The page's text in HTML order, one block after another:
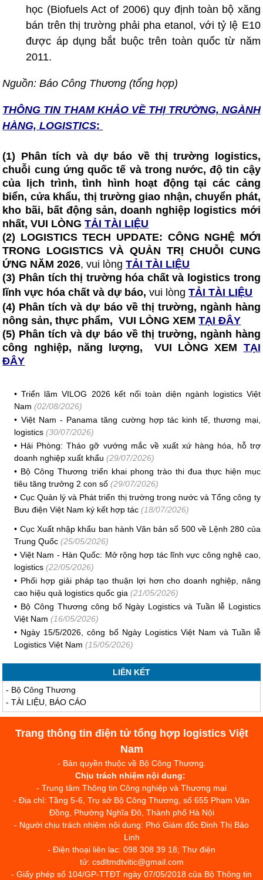
học (Biofuels Act of 2006) quy định toàn bộ xăng
bán trên thị trường phải pha etanol, với tỷ lệ E10
được áp dụng bắt buộc trên toàn quốc từ năm
2011.
Nguồn: Báo Công Thương (tổng hợp)
THÔNG TIN THAM KHẢO VỀ THỊ TRƯỜNG, NGÀNH
HÀNG, LOGISTICS:
(1) Phân tích và dự báo về thị trường logistics,
chuỗi cung ứng quốc tế và trong nước, độ tin cậy
của lịch trình, tình hình hoạt động tại các cảng
biển, cửa khẩu, thị trường giao nhận, chuyển phát,
kho bãi, bất động sản, doanh nghiệp logistics mới
nhất, VUI LÒNGTẢI TÀI LIỆU
(2) LOGISTICS TECH UPDATE: CÔNG NGHỆ MỚI
TRONG LOGISTICS VÀ QUẢN TRỊ CHUỖI CUNG
ỨNG NĂM 2026, vui lòngTẢI TÀI LIỆU
(3) Phân tích thị trường hóa chất và logistics trong
lĩnh vực hóa chất và dự báo,vui lòngTẢI TÀI LIỆU
(4) Phân tích và dự báo về thị trường, ngành hàng
nông sản, thực phẩm, VUI LÒNG XEMTẠI ĐÂY
(5) Phân tích và dự báo về thị trường, ngành hàng
công nghiệp, năng lượng, VUI LÒNG XEM TẠI
ĐÂY
•Triển lãm VILOG 2026 kết nối toàn diện ngành logistics Việt
Nam (02/08/2026)
• Việt Nam - Panama tăng cường hợp tác kinh tế, thương mại,
logistics (30/07/2026)
• Hải Phòng: Tháo gỡ vướng mắc về xuất xứ hàng hóa, hỗ trợ
doanh nghiệp xuất khẩu (29/07/2026)
• Bộ Công Thương triển khai phong trào thi đua thực hiện mục
tiêu tăng trưởng 2 con số (29/07/2026)
• Cục Quản lý và Phát triển thị trường trong nước và Tổng công ty
Bưu điện Việt Nam ký kết hợp tác (18/07/2026)
• Cục Xuất nhập khẩu ban hành Văn bản số 500 về Lệnh 280 của
Trung Quốc (25/05/2026)
• Việt Nam - Hàn Quốc: Mở rộng hợp tác lĩnh vực công nghệ cao,
logistics (22/05/2026)
• Phối hợp giải pháp tạo thuận lợi hơn cho doanh nghiệp, nâng
cao hiệu quả logistics quốc gia (21/05/2026)
• Bộ Công Thương công bố Ngày Logistics và Tuần lễ Logistics
Việt Nam (16/05/2026)
• Ngày 15/5/2026, công bố Ngày Logistics Việt Nam và Tuần lễ
Logistics Việt Nam (15/05/2026)
LIÊN KẾT
- Bộ Công Thương
-TÀI LIỆU, BÁO CÁO
Trang thông tin điện tử tổng hợp logistics Việt
Nam
- Bản quyền thuộc về Bộ Công Thương.
Chịu trách nhiệm nội dung:
- Trung tâm Thông tin Công nghiệp và Thương mại
- Địa chỉ: Tầng 5-6, Trụ sở Bộ Công Thương, số 655 Phạm Văn
Đồng, Phường Nghĩa Đô, Thành phố Hà Nội
- Người chịu trách nhiệm nội dung: Phó Giám đốc Đinh Thị Bảo
Linh
- Điện thoại liên lạc: 098 308 39 18; Thư điện
tử: csdltmdtvitic@gmail.com
- Giấy phép số 104/GP-TTĐT ngày 07/05/2018 của Bộ Thông tin